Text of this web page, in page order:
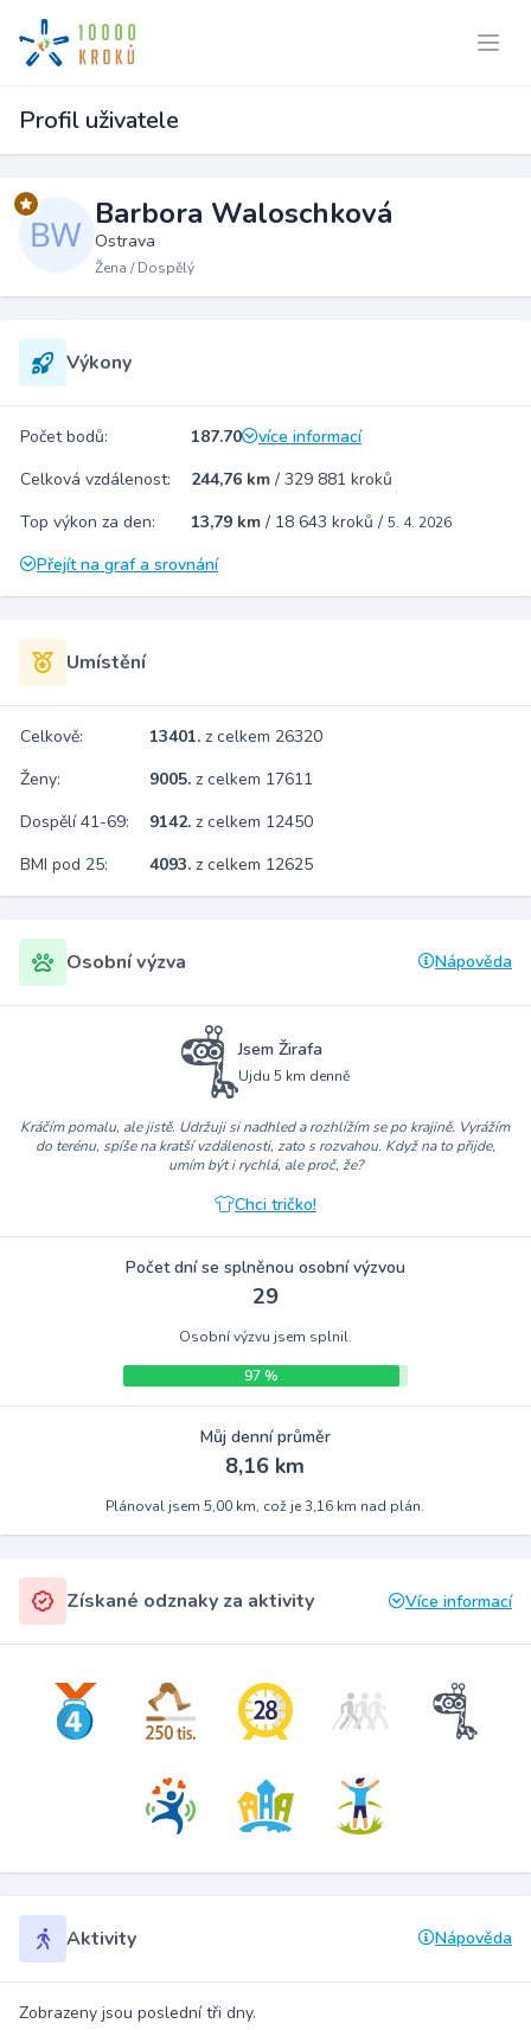
Profil uživatele
Barbora Waloschková
Ostrava
Žena / Dospělý
Výkony
Počet bodů: 187.70
více informací
Celková vzdálenost:
244,76 km / 329 881 kroků
Top výkon za den:
13,79 km / 18 643 kroků / 5. 4. 2026
Přejít na graf a srovnání
Umístění
Celkově: 13401. z celkem 26320
Ženy:
9005. z celkem 17611
Dospělí 41-69:
9142. z celkem 12450
BMI pod 25:
4093. z celkem 12625
Osobní výzva Nápověda
Jsem Žirafa
Ujdu 5 km denně
Kráčím pomalu, ale jistě. Udržuji si nadhled a rozhlížím se po krajině. Vyrážím
do terénu, spíše na kratší vzdálenosti, zato s rozvahou. Když na to přijde,
umím být i rychlá, ale proč, že?
Chci tričko!
Počet dní se splněnou osobní výzvou
29
Osobní výzvu jsem splnil.
97 %
Můj denní průměr
8,16 km
Plánoval jsem 5,00 km, což je 3,16 km nad plán.
Získané odznaky za aktivity Více informací
Aktivity Nápověda
Zobrazeny jsou poslední tři dny.